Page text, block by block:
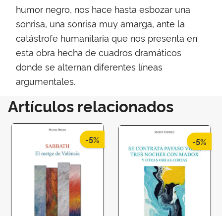
humor negro, nos hace hasta esbozar una
sonrisa, una sonrisa muy amarga, ante la
catástrofe humanitaria que nos presenta en
esta obra hecha de cuadros dramáticos
donde se alternan diferentes líneas
argumentales.
Artículos relacionados
-5% -5%